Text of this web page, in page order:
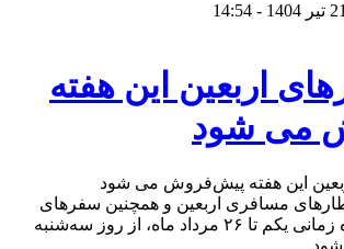
اربعین این هفته
می شود
مسافری اربعین و همچنین سفرهای
مرداد ماه، برای بازه زمانی یکم تا ۲۶ مرداد ماه، از روز سه‌شنبه